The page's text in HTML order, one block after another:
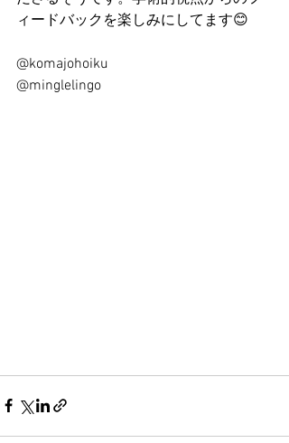
ィードバックを楽しみにしてます😊
@komajohoiku
@minglelingo